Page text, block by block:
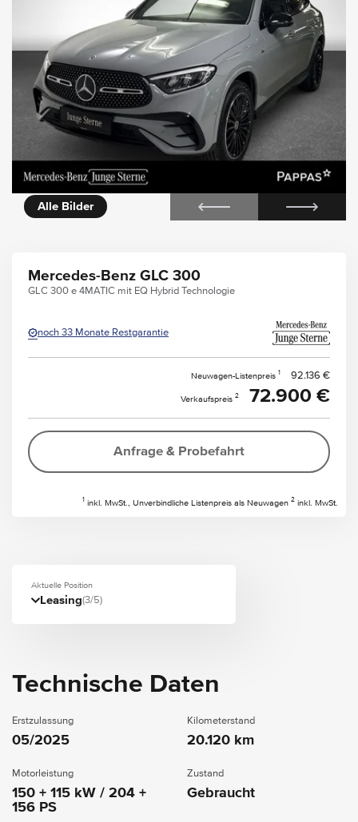
Galerie
Alle Bilder
Mercedes-Benz GLC 300
GLC 300 e 4MATIC mit EQ Hybrid Technologie
noch 33 Monate Restgarantie
Neuwagen-Listenpreis 1 92.136 €
Verkaufspreis 2 72.900 €
Anfrage & Probefahrt
1 inkl. MwSt., Unverbindliche Listenpreis als Neuwagen 2 inkl. MwSt.
Aktuelle Position
Leasing(3/5)
Technische Daten
Erstzulassung
05/2025
Kilometerstand
20.120 km
Motorleistung
150 + 115 kW / 204 +
156 PS
Zustand
Gebraucht